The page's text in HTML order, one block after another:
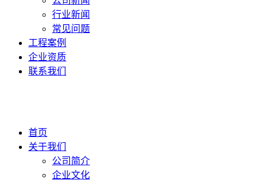
行业新闻
常见问题
工程案例
企业资质
联系我们
首页
关于我们
公司简介
企业文化